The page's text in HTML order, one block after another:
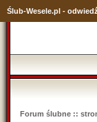
Ślub-Wesele.pl -
Forum ślubne ::